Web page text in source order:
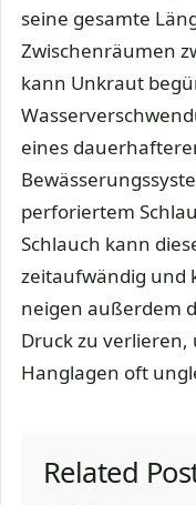
seine gesamte
Zwischenräumen
kann Unkraut
eines
perforiertem
Schlauch kann
zeitaufwändig und
neigen außerdem
Druck zu verlieren,
Hanglagen oft
Related